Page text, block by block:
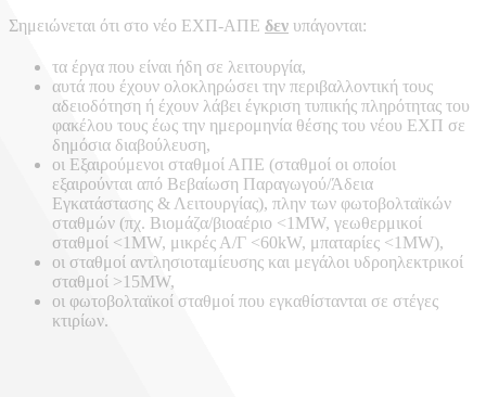
Σημειώνεται ότι στο νέο ΕΧΠ-ΑΠΕ δεν υπάγονται:
τα έργα που είναι ήδη σε λειτουργία,
αυτά που έχουν ολοκληρώσει την περιβαλλοντική τους
αδειοδότηση ή έχουν λάβει έγκριση τυπικής πληρότητας του
φακέλου τους έως την ημερομηνία θέσης του νέου ΕΧΠ σε
δημόσια διαβούλευση,
οι Εξαιρούμενοι σταθμοί ΑΠΕ (σταθμοί οι οποίοι
εξαιρούνται από Βεβαίωση Παραγωγού/Άδεια
Εγκατάστασης & Λειτουργίας), πλην των φωτοβολταϊκών
σταθμών (πχ. Βιομάζα/βιοαέριο <1MW, γεωθερμικοί
σταθμοί <1MW, μικρές Α/Γ <60kW, μπαταρίες <1MW),
οι σταθμοί αντλησιοταμίευσης και μεγάλοι υδροηλεκτρικοί
σταθμοί >15MW,
οι φωτοβολταϊκοί σταθμοί που εγκαθίστανται σε στέγες
κτιρίων.